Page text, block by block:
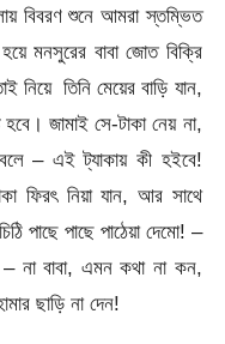
বিবরণ শুনে আমরা স্তম্ভিত
মনসুরের বাবা জোত বিক্রি
নিয়ে তিনি মেয়ের বাড়ি যান,
জামাই সে-টাকা নেয় না,
– এই ট্যাকায় কী হইবে!
ফিরৎ নিয়া যান, আর সাথে
পাছে পাছে পাঠেয়া দেমো! –
– না বাবা, এমন কথা না কন,
ছাড়ি না দেন!